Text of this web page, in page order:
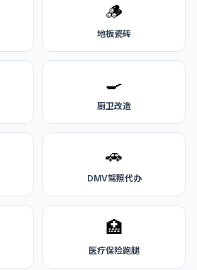
🪵
地板瓷砖
🍳
厨卫改造
🚗
DMV驾照代办
🏥
医疗保险跑腿